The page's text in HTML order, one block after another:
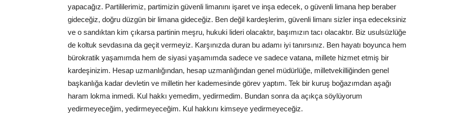
yapacağız. Partililerimiz, partimizin güvenli limanını işaret ve inşa edecek, o güvenli limana hep beraber
gideceğiz, doğru düzgün bir limana gideceğiz. Ben değil kardeşlerim, güvenli limanı sizler inşa edeceksiniz
ve o sandıktan kim çıkarsa partinin meşru, hukuki lideri olacaktır, başımızın tacı olacaktır. Biz usulsüzlüğe
de koltuk sevdasına da geçit vermeyiz. Karşınızda duran bu adamı iyi tanırsınız. Ben hayatı boyunca hem
bürokratik yaşamımda hem de siyasi yaşamımda sadece ve sadece vatana, millete hizmet etmiş bir
kardeşinizim. Hesap uzmanlığından, hesap uzmanlığından genel müdürlüğe, milletvekilliğinden genel
başkanlığa kadar devletin ve milletin her kademesinde görev yaptım. Tek bir kuruş boğazımdan aşağı
haram lokma inmedi. Kul hakkı yemedim, yedirmedim. Bundan sonra da açıkça söylüyorum
yedirmeyeceğim, yedirmeyeceğim. Kul hakkını kimseye yedirmeyeceğiz.